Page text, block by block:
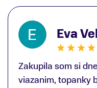
lyžiarskej obuvi,
Atomic; Pán Martin
odbornosťou otvoril
som sa, vďaka
zákazníkovi, up-
trendoch v
Eva
Zakupila som si
viazanim, topanky